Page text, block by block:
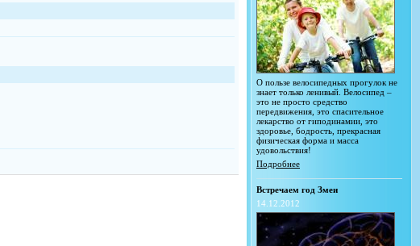
О пользе велосипедных прогулок не
знает только ленивый. Велосипед –
это не просто средство
передвижения, это спасительное
лекарство от гиподинамии, это
здоровье, бодрость, прекрасная
физическая форма и масса
удовольствия!
Подробнее
Встречаем год Змеи
14.12.2012